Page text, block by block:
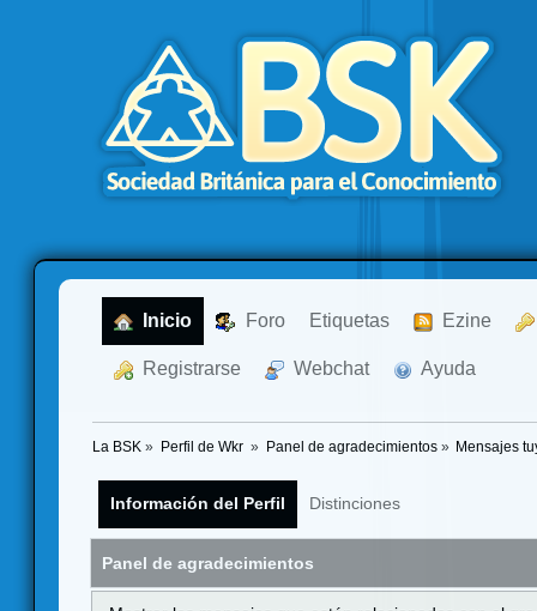
Inicio Foro Etiquetas Ezine
Registrarse Webchat Ayuda
La BSK » Perfil de Wkr » Panel de agradecimientos» Mensajes
Información del Perfil Distinciones
Panel de agradecimientos